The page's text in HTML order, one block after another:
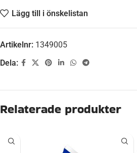
Lägg till i önskelistan
Artikelnr: 1349005
Dela:
Beskrivning